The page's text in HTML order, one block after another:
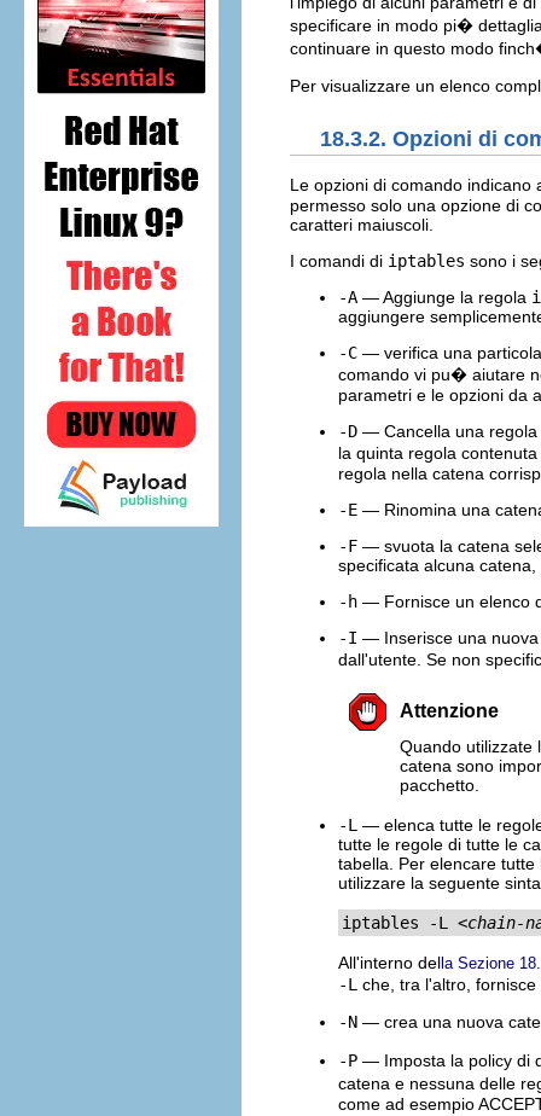
specificare in modo pi�
continuare in questo modo
Per visualizzare un elenco
18.3.2. Opzioni di
Le opzioni di comando indicano
permesso solo una opzione di
caratteri maiuscoli.
I comandi di iptables sono i
-A — Aggiunge la regola
aggiungere
-C — verifica una
comando vi pu� aiutare
parametri e le opzioni da
-D — Cancella una regola
la quinta regola
regola nella catena
-E — Rinomina una
-F — svuota la catena
specificata alcuna
-h — Fornisce un elenco
-I — Inserisce una nuova
dall'utente. Se non
Attenzione
Quando utilizzate
catena sono
pacchetto.
-L — elenca tutte le
tutte le regole di tutte le
tabella. Per elencare
utilizzare la seguente
iptables -L <chain-
All'interno del la Sezione
-L che, tra l'altro,
-N — crea una nuova
-P — Imposta la policy di
catena e nessuna delle
come ad esempio